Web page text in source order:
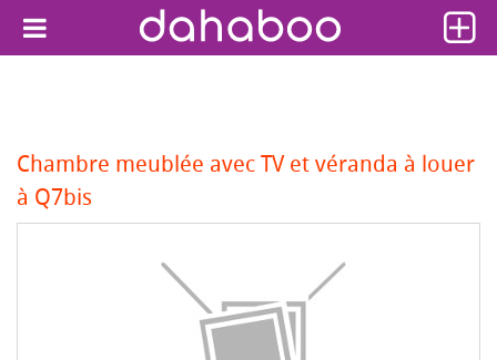
Chambre meublée avec TV et véranda à louer
à Q7bis